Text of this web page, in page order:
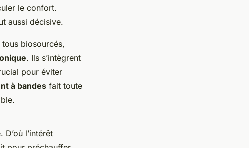
le confort.
aussi décisive.
biosourcés,
. Ils s’intègrent
pour éviter
à bandes fait toute
l’intérêt